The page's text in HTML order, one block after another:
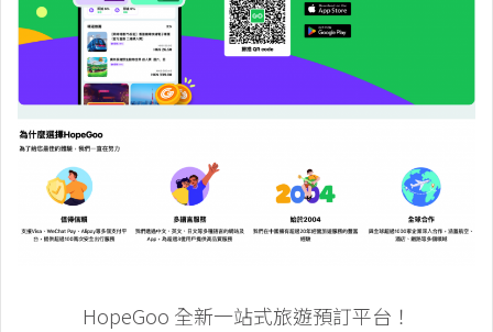
HopeGoo 全新一站式旅遊預訂平台！